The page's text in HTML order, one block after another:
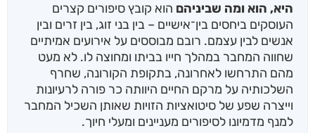
היא, הוא ומה שביניהם הוא קובץ סיפורים קצרים
העוסקים ביחסים בין־אישיים – בין בני זוג, בין זרים ובין
אנשים לבין עצמם. רובם מבוססים על אירועים אמיתיים
שחווה המחבר במהלך חייו בביתו ומחוצה לו. לא מעט
מהם התרחשו לאחרונה, בתקופת הקורונה, שחרף
השלכותיה על מרקם החיים היוותה כר פורה לרעיונות
וייצרה שפע של סיטואציות הזויות שאותן השכיל המחבר
למנף מדמיונו לסיפורים מעניינים ומעלי חיוך.